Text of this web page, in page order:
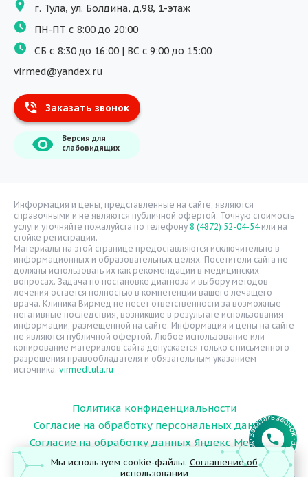
Мы используем cookie-файлы. Соглашение об
использовании
Физиотерапия
ДМС
Массаж
Тест на хеликобактер
Информация
О компании
Расписание врачей
Надзорные органы
Статьи
Вопрос-ответ
Видео
Вакансии
Карта сайта
Контакты
г. Тула, ул. Болдина, д.98, 1-этаж
ПН-ПТ с 8:00 до 20:00
СБ с 8:30 до 16:00 | ВС с 9:00 до 15:00
virmed@yandex.ru
Заказать звонок
Версия для
слабовидящих
Информация и цены, представленные на сайте, являются
справочными и не являются публичной офертой. Точную стоимость
услуги уточняйте пожалуйста по телефону 8 (4872) 52-04-54или на
стойке регистрации.
Материалы на этой странице предоставляются исключительно в
информационных и образовательных целях. Посетители сайта не
должны использовать их как рекомендации в медицинских
вопросах. Задача по постановке диагноза и выбору методов
лечения остается полностью в компетенции вашего лечащего
врача. Клиника Вирмед не несет ответственности за возможные
негативные последствия, возникшие в результате использования
информации, размещенной на сайте. Информация и цены на сайте
не являются публичной офертой. Любое использование или
копирование материалов сайта допускается только с письменного
разрешения правообладателя и обязательным указанием
источника: virmedtula.ru
Политика конфиденциальности
Согласие на обработку персональных данных
Согласие на обработку данных Яндекс Метрика